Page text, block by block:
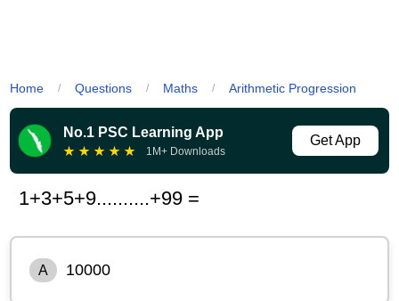
Home / Questions / Maths / Arithmetic Progression
No.1 PSC Learning App
★ ★ ★ ★ ★ 1M+ Downloads
Get App
1+3+5+9..........+99 =
A 10000